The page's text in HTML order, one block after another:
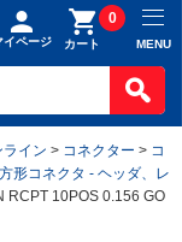
イページ カート
0
MENU
イン > コネクター > コ
形コネクタ - ヘッダ、レ
RCPT 10POS 0.156 GO